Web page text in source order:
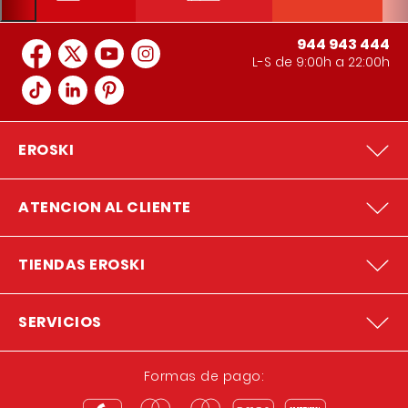
944 943 444
L-S de 9:00h a 22:00h
EROSKI
ATENCION AL CLIENTE
TIENDAS EROSKI
SERVICIOS
Formas de pago: